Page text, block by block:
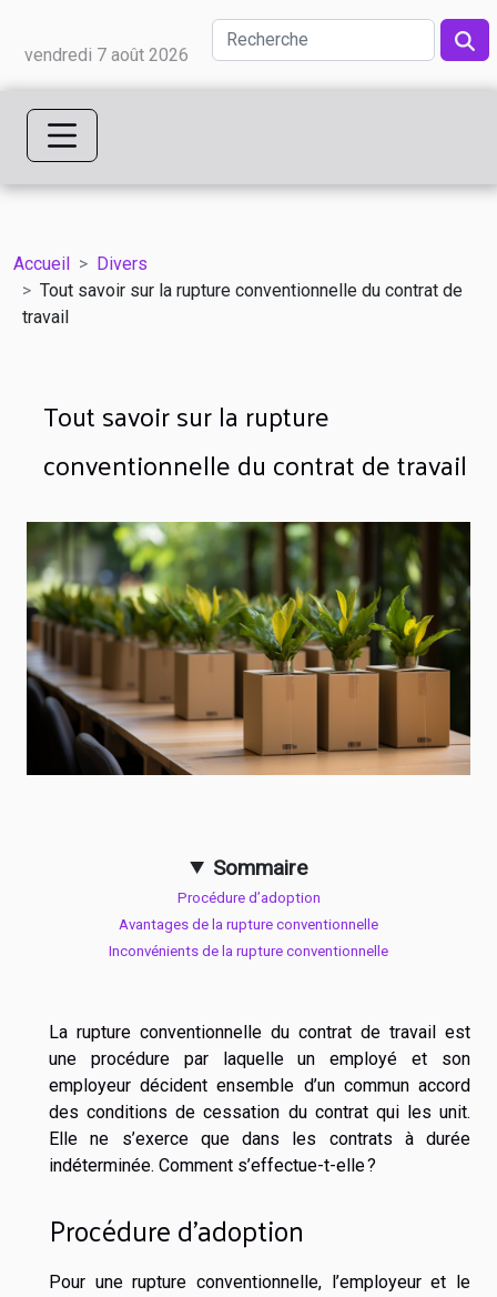
vendredi 7 août 2026
Accueil
Divers
Tout savoir sur la rupture conventionnelle du contrat de
travail
Tout savoir sur la rupture
conventionnelle du contrat de travail
Sommaire
Procédure d’adoption
Avantages de la rupture conventionnelle
Inconvénients de la rupture conventionnelle
La rupture conventionnelle du contrat de travail est
une procédure par laquelle un employé et son
employeur décident ensemble d’un commun accord
des conditions de cessation du contrat qui les unit.
Elle ne s’exerce que dans les contrats à durée
indéterminée. Comment s’effectue-t-elle ?
Procédure d’adoption
Pour une rupture conventionnelle, l’employeur et le